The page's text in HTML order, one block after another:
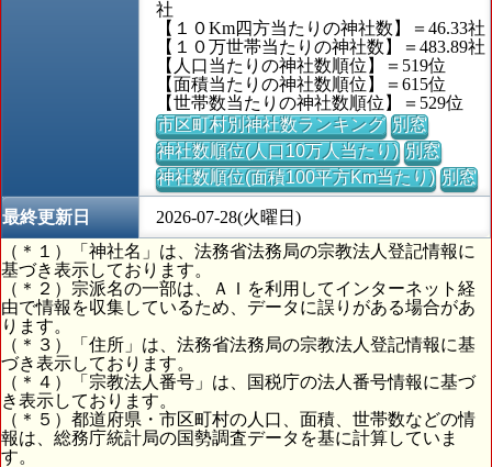
社
【１０Km四方当たりの神社数】＝46.33社
【１０万世帯当たりの神社数】＝483.89社
【人口当たりの神社数順位】＝519位
【面積当たりの神社数順位】＝615位
【世帯数当たりの神社数順位】＝529位
市区町村別神社数ランキング 別窓
神社数順位(人口10万人当たり) 別窓
神社数順位(面積100平方Km当たり) 別窓
最終更新日
2026-07-28(火曜日)
（＊１）「神社名」は、法務省法務局の宗教法人登記情報に
基づき表示しております。
（＊２）宗派名の一部は、ＡＩを利用してインターネット経
由で情報を収集しているため、データに誤りがある場合があ
ります。
（＊３）「住所」は、法務省法務局の宗教法人登記情報に基
づき表示しております。
（＊４）「宗教法人番号」は、国税庁の法人番号情報に基づ
き表示しております。
（＊５）都道府県・市区町村の人口、面積、世帯数などの情
報は、総務庁統計局の国勢調査データを基に計算していま
す。